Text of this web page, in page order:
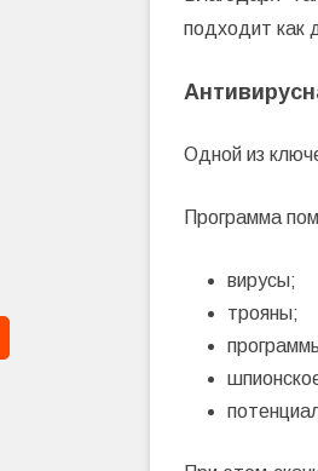
подходит как
Одной из
Программа
вирусы;
трояны;